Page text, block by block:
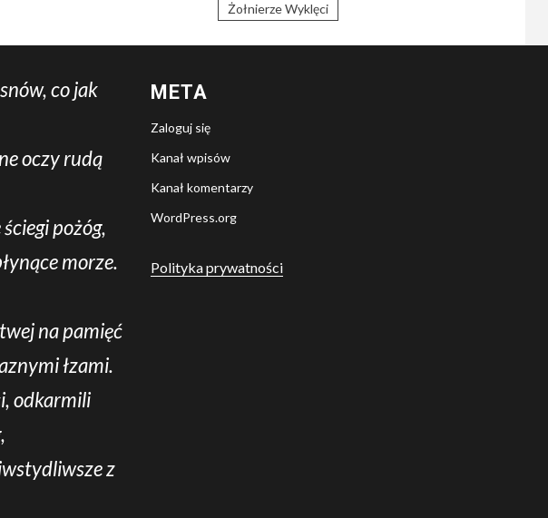
Żołnierze Wyklęci
co jak
oczy rudą
pożóg,
morze.
na pamięć
łzami.
odkarmili
z
META
Zaloguj się
Kanał wpisów
Kanał komentarzy
WordPress.org
Polityka prywatności